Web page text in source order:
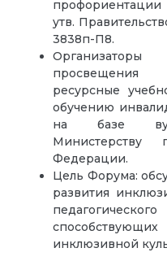
профориентации
утв.
3838п-П8.
просвещения
ресурсные
обучению
на базе
Министерству
Федерации.
Цель Форума:
развития
инклюзивной